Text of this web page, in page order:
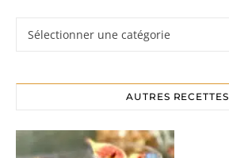
AUTRES RECETTES